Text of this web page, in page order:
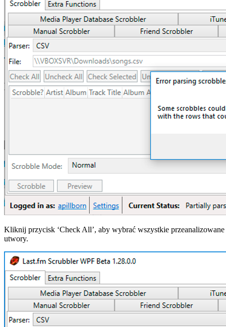
Kliknij przycisk ‘Check All’, aby wybrać wszystkie przeanalizowane
utwory.